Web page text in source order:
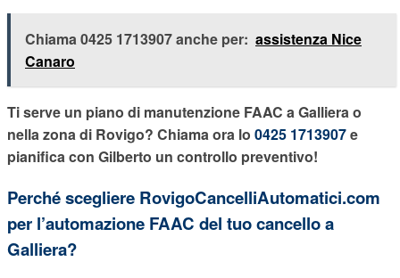
Chiama 0425 1713907 anche per: assistenza Nice
Canaro
Ti serve un piano di manutenzione FAAC a Galliera o
nella zona di Rovigo? Chiama ora lo 0425 1713907e
pianifica con Gilberto un controllo preventivo!
Perché scegliere RovigoCancelliAutomatici.com
per l’automazione FAAC del tuo cancello a
Galliera?